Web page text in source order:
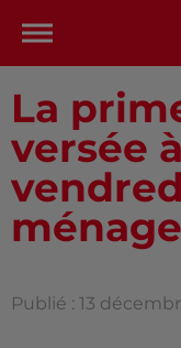
La
versée
Publié : 13